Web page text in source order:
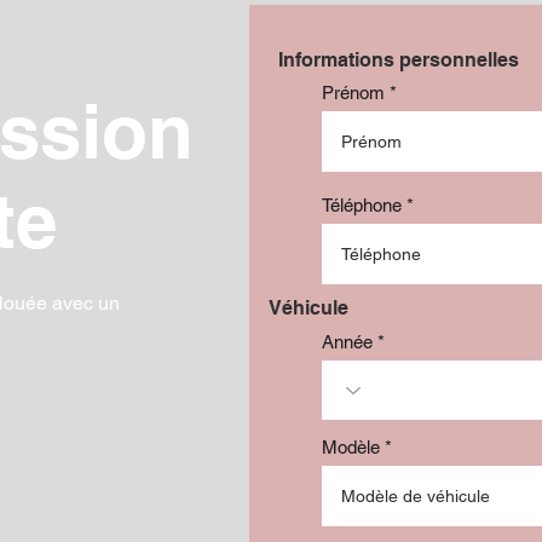
avec un
Informations personnelles
Prénom
Téléphone
Véhicule
Année
Modèle